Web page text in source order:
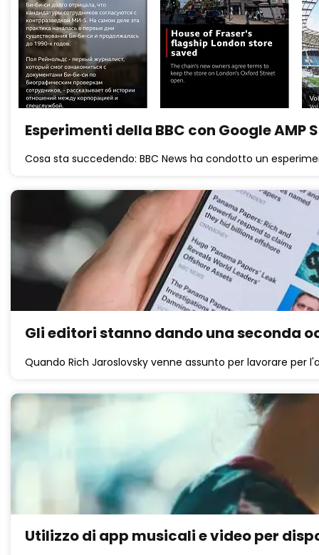
Esperimenti della BBC con Google AMP
Cosa sta succedendo: BBC News ha condotto un
Gli editori stanno dando una seconda
Quando Rich Jaroslovsky venne assunto per lavorare per
Utilizzo di app musicali e video per